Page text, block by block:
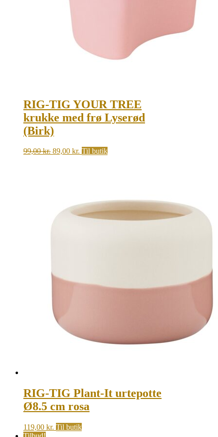
RIG-TIG YOUR TREE
krukke med frø Lyserød
(Birk)
99,00kr. Original
89,00 kr. Current
Til butik
RIG-TIG Plant-It urtepotte
Ø8.5 cm rosa
119,00 kr. Til butik